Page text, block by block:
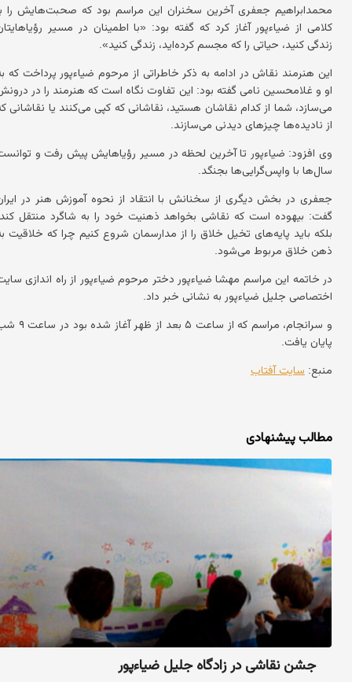
محمدابراهیم جعفری آخرین سخنران این مراسم بود که صحبت‌هایش را
کلامی از ضیاءپور آغاز کرد که گفته بود: «با اطمینان در مسیر
زندگی کنید، حیاتی را که مجسم کرده‌اید، زندگی کنید».
این هنرمند نقاش در ادامه به ذکر خاطراتی از مرحوم ضیاءپور پرداخت که
او و غلامحسین نامی گفته بود: این تفاوت نگاه است که هنرمند را در
می‌سازد، شما از کدام نقاشان هستید، نقاشانی که کپی می‌کنند یا نقاشانی
از نادیده‌ها چیزهای دیدنی می‌سازند.
وی افزود: ضیاءپور تا آخرین لحظه در مسیر رؤیاهایش پیش رفت و
سال‌ها با واپس‌گرایی‌ها بجنگد.
جعفری در بخش دیگری از سخنانش با انتقاد از نحوه آموزش هنر در
گفت: بیهوده است که نقاشی بخواهد ذهنیت خود را به شاگرد منتقل
بلکه باید پایه‌های تخیل خلاق را از مدارسمان شروع کنیم چرا که خلاقیت
ذهن خلاق مربوط می‌شود.
در خاتمه این مراسم مهشا ضیاءپور دختر مرحوم ضیاءپور از راه اندازی
اختصاصی جلیل ضیاءپور به نشانی خبر داد.
و سرانجام، مراسم که از ساعت ۵ بعد از ظهر
پایان یافت.
منبع: سایت آفتاب
مطالب پیشنهادی
جشن نقاشی در زادگاه جلیل ضیاءپور